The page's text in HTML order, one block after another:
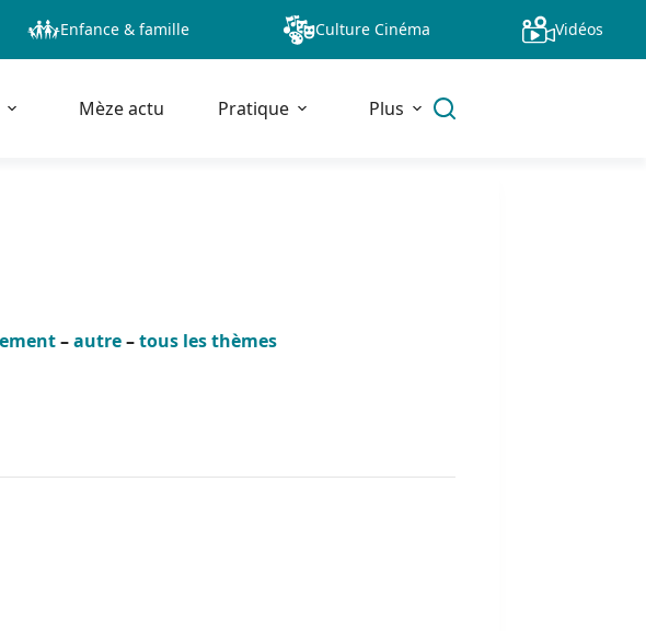
Enfance & famille Culture Cinéma Vidéos
Mèze actu Pratique Plus
–autre–tous les thèmes